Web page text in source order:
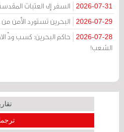
2026-07-31 السفر إلى العتبات
2026-07-29 البحرين تستورد الأمن
2026-07-28
حاكم البحرين: كسب ودّ
الشعب!